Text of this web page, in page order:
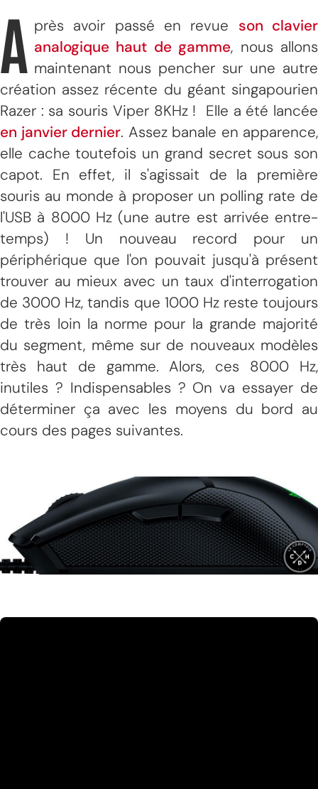
A près avoir passé en revue son clavier
analogique haut de gamme, nous allons
maintenant nous pencher sur une autre
création assez récente du géant singapourien
Razer : sa souris Viper 8KHz ! Elle a été lancée
en janvier dernier. Assez banale en apparence,
elle cache toutefois un grand secret sous son
capot. En effet, il s'agissait de la première
souris au monde à proposer un polling rate de
l'USB à 8000 Hz (une autre est arrivée entre-
temps) ! Un nouveau record pour un
périphérique que l'on pouvait jusqu'à présent
trouver au mieux avec un taux d'interrogation
de 3000 Hz, tandis que 1000 Hz reste toujours
de très loin la norme pour la grande majorité
du segment, même sur de nouveaux modèles
très haut de gamme. Alors, ces 8000 Hz,
inutiles ? Indispensables ? On va essayer de
déterminer ça avec les moyens du bord au
cours des pages suivantes.